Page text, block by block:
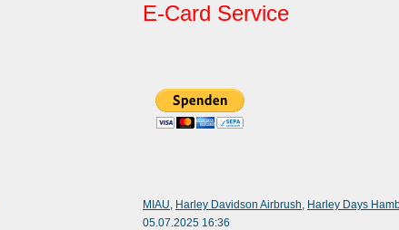
E-Card Service
MIAU, Harley Davidson Airbrush, Harley Days
05.07.2025 16:36